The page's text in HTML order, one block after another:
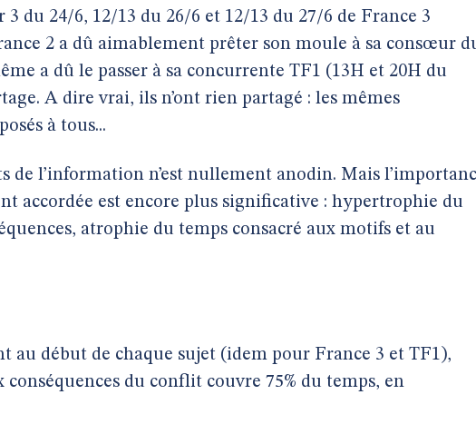
3 du 24/6, 12/13 du 26/6 et 12/13 du 27/6 de France 3
2 a dû aimablement prêter son moule à sa consœur
a dû le passer à sa concurrente TF1 (13H et 20H du
A dire vrai, ils n’ont rien partagé : les mêmes
à tous...
de l’information n’est nullement anodin. Mais
accordée est encore plus significative : hypertrophie du
atrophie du temps consacré aux motifs et au
au début de chaque sujet (idem pour France 3 et TF1),
du conflit couvre 75% du temps, en